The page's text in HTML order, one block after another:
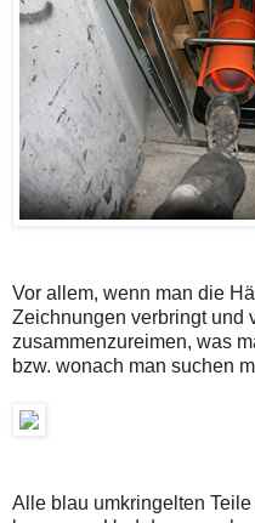
Vor allem, wenn man die
Zeichnungen verbringt und
zusammenzureimen, was
bzw. wonach man suchen
Alle blau umkringelten